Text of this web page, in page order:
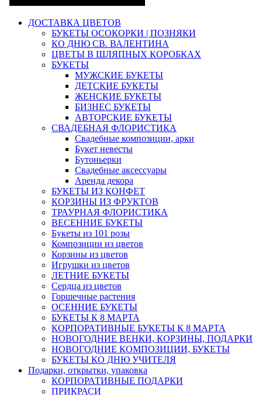
ДОСТАВКА ЦВЕТОВ
БУКЕТЫ ОСОКОРКИ | ПОЗНЯКИ
КО ДНЮ СВ. ВАЛЕНТИНА
ЦВЕТЫ В ШЛЯПНЫХ КОРОБКАХ
БУКЕТЫ
МУЖСКИЕ БУКЕТЫ
ДЕТСКИЕ БУКЕТЫ
ЖЕНСКИЕ БУКЕТЫ
БИЗНЕС БУКЕТЫ
АВТОРСКИЕ БУКЕТЫ
СВАДЕБНАЯ ФЛОРИСТИКА
Свадебные композиции, арки
Букет невесты
Бутоньерки
Свадебные аксессуары
Аренда декора
БУКЕТЫ ИЗ КОНФЕТ
КОРЗИНЫ ИЗ ФРУКТОВ
ТРАУРНАЯ ФЛОРИСТИКА
ВЕСЕННИЕ БУКЕТЫ
Букеты из 101 розы
Композиции из цветов
Корзины из цветов
Игрушки из цветов
ЛЕТНИЕ БУКЕТЫ
Сердца из цветов
Горшечные растения
ОСЕННИЕ БУКЕТЫ
БУКЕТЫ К 8 МАРТА
КОРПОРАТИВНЫЕ БУКЕТЫ К 8 МАРТА
НОВОГОДНИЕ ВЕНКИ, КОРЗИНЫ, ПОДАРКИ
НОВОГОДНИЕ КОМПОЗИЦИИ, БУКЕТЫ
БУКЕТЫ КО ДНЮ УЧИТЕЛЯ
Подарки, открытки, упаковка
КОРПОРАТИВНЫЕ ПОДАРКИ
ПРИКРАСИ